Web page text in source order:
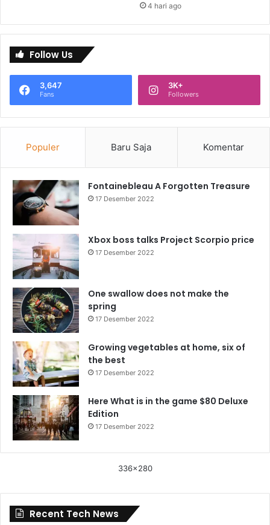
4 hari ago
Follow Us
3,647
Fans
3K+
Followers
Populer Baru Saja Komentar
Fontainebleau A Forgotten Treasure
17 Desember 2022
Xbox boss talks Project Scorpio price
17 Desember 2022
One swallow does not make the
spring
17 Desember 2022
Growing vegetables at home, six of
the best
17 Desember 2022
Here What is in the game $80 Deluxe
Edition
17 Desember 2022
336x280
Recent Tech News